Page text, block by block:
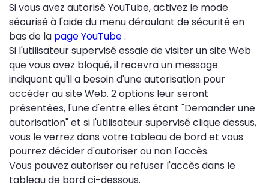
Si vous avez autorisé YouTube, activez le mode
sécurisé à l'aide du menu déroulant de sécurité en
bas de la page YouTube.
Si l'utilisateur supervisé essaie de visiter un site Web
que vous avez bloqué, il recevra un message
indiquant qu'il a besoin d'une autorisation pour
accéder au site Web. 2 options leur seront
présentées, l'une d'entre elles étant "Demander une
autorisation" et si l'utilisateur supervisé clique dessus,
vous le verrez dans votre tableau de bord et vous
pourrez décider d'autoriser ou non l'accès.
Vous pouvez autoriser ou refuser l'accès dans le
tableau de bord ci-dessous.